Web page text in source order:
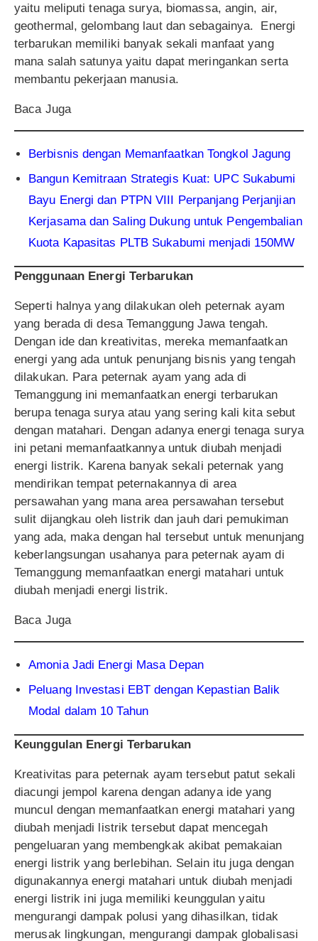
yaitu meliputi tenaga surya, biomassa, angin, air,
geothermal, gelombang laut dan sebagainya. Energi
terbarukan memiliki banyak sekali manfaat yang
mana salah satunya yaitu dapat meringankan serta
membantu pekerjaan manusia.
Baca Juga
Berbisnis dengan Memanfaatkan Tongkol Jagung
Bangun Kemitraan Strategis Kuat: UPC Sukabumi
Bayu Energi dan PTPN VIII Perpanjang Perjanjian
Kerjasama dan Saling Dukung untuk Pengembalian
Kuota Kapasitas PLTB Sukabumi menjadi 150MW
Penggunaan Energi Terbarukan
Seperti halnya yang dilakukan oleh peternak ayam
yang berada di desa Temanggung Jawa tengah.
Dengan ide dan kreativitas, mereka memanfaatkan
energi yang ada untuk penunjang bisnis yang tengah
dilakukan. Para peternak ayam yang ada di
Temanggung ini memanfaatkan energi terbarukan
berupa tenaga surya atau yang sering kali kita sebut
dengan matahari. Dengan adanya energi tenaga surya
ini petani memanfaatkannya untuk diubah menjadi
energi listrik. Karena banyak sekali peternak yang
mendirikan tempat peternakannya di area
persawahan yang mana area persawahan tersebut
sulit dijangkau oleh listrik dan jauh dari pemukiman
yang ada, maka dengan hal tersebut untuk menunjang
keberlangsungan usahanya para peternak ayam di
Temanggung memanfaatkan energi matahari untuk
diubah menjadi energi listrik.
Baca Juga
Amonia Jadi Energi Masa Depan
Peluang Investasi EBT dengan Kepastian Balik
Modal dalam 10 Tahun
Keunggulan Energi Terbarukan
Kreativitas para peternak ayam tersebut patut sekali
diacungi jempol karena dengan adanya ide yang
muncul dengan memanfaatkan energi matahari yang
diubah menjadi listrik tersebut dapat mencegah
pengeluaran yang membengkak akibat pemakaian
energi listrik yang berlebihan. Selain itu juga dengan
digunakannya energi matahari untuk diubah menjadi
energi listrik ini juga memiliki keunggulan yaitu
mengurangi dampak polusi yang dihasilkan, tidak
merusak lingkungan, mengurangi dampak globalisasi